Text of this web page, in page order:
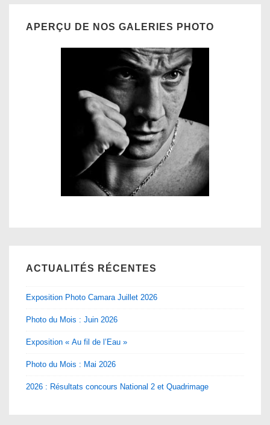
APERÇU DE NOS GALERIES PHOTO
ACTUALITÉS RÉCENTES
Exposition Photo Camara Juillet 2026
Photo du Mois : Juin 2026
Exposition « Au fil de l’Eau »
Photo du Mois : Mai 2026
2026 : Résultats concours National 2 et Quadrimage